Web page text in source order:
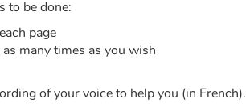
to be done:
page
many times as you wish
of your voice to help you (in French).